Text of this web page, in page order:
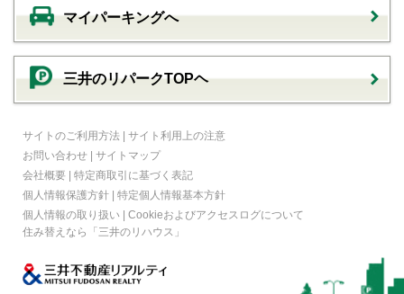
マイパーキングへ
三井のリパークTOPヘ
サイトのご利用方法 | サイト利用上の注意
お問い合わせ | サイトマップ
会社概要 | 特定商取引に基づく表記
個人情報保護方針 | 特定個人情報基本方針
個人情報の取り扱い | Cookieおよびアクセスログについて
住み替えなら
「三井のリハウス」